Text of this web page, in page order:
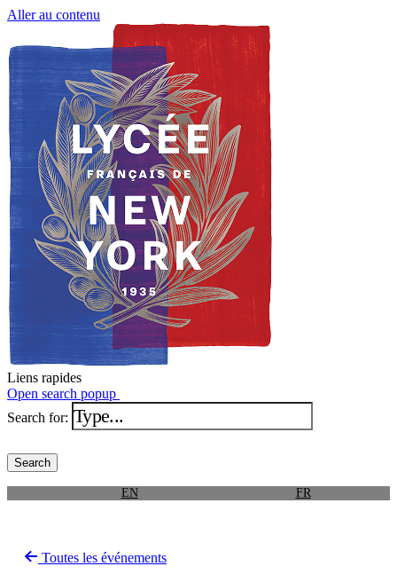
Aller au contenu
Liens rapides
Open search popup
Search for:
EN FR
Toutes les événements